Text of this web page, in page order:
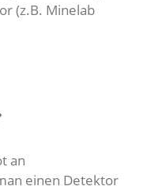
(z.B. Minelab
an
einen Detektor